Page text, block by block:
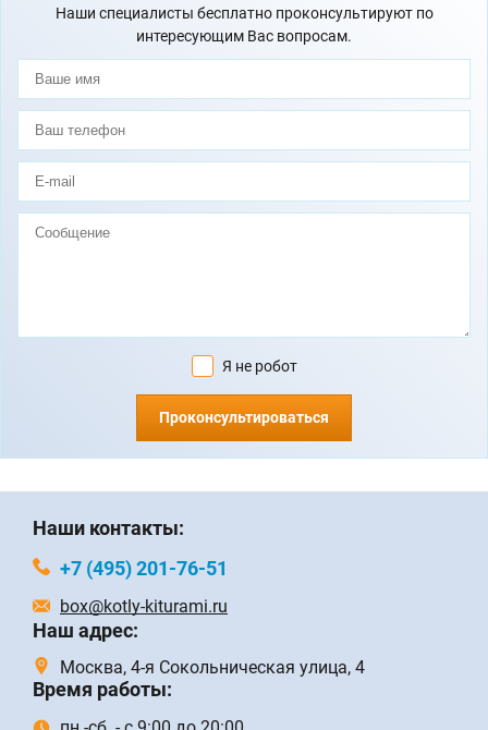
Наши специалисты бесплатно проконсультируют по
интересующим Вас вопросам.
Я не робот
Проконсультироваться
Наши контакты:
+7 (495) 201-76-51
box@kotly-kiturami.ru
Наш адрес:
Москва, 4-я Сокольническая улица, 4
Время работы: